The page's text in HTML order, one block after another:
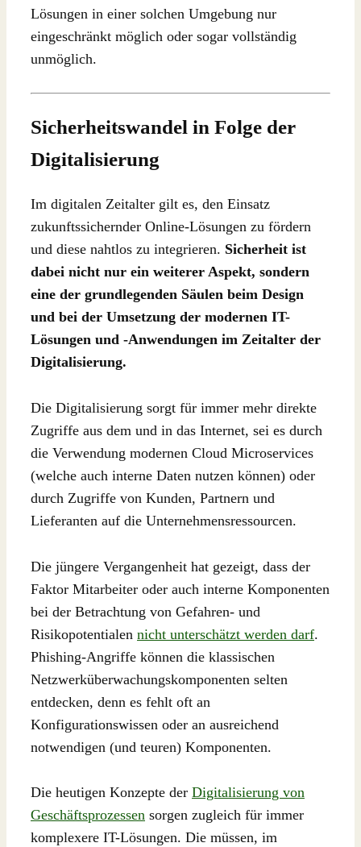
Lösungen in einer solchen Umgebung nur
eingeschränkt möglich oder sogar vollständig
unmöglich.
Sicherheitswandel in Folge der
Digitalisierung
Im digitalen Zeitalter gilt es, den Einsatz
zukunftssichernder Online-Lösungen zu fördern
und diese nahtlos zu integrieren. Sicherheit ist
dabei nicht nur ein weiterer Aspekt, sondern
eine der grundlegenden Säulen beim Design
und bei der Umsetzung der modernen IT-
Lösungen und -Anwendungen im Zeitalter der
Digitalisierung.
Die Digitalisierung sorgt für immer mehr direkte
Zugriffe aus dem und in das Internet, sei es durch
die Verwendung modernen Cloud Microservices
(welche auch interne Daten nutzen können) oder
durch Zugriffe von Kunden, Partnern und
Lieferanten auf die Unternehmensressourcen.
Die jüngere Vergangenheit hat gezeigt, dass der
Faktor Mitarbeiter oder auch interne Komponenten
bei der Betrachtung von Gefahren- und
Risikopotentialen nicht unterschätzt werden darf.
Phishing-Angriffe können die klassischen
Netzwerküberwachungskomponenten selten
entdecken, denn es fehlt oft an
Konfigurationswissen oder an ausreichend
notwendigen (und teuren) Komponenten.
Die heutigen Konzepte der Digitalisierung von
Geschäftsprozessen sorgen zugleich für immer
komplexere IT-Lösungen. Die müssen, im